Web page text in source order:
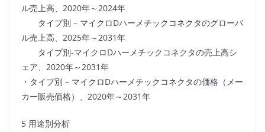
ル売上高、2020年～2024年
タイプ別 – マイクロDハーメチックコネクタのグローバ
ル売上高、2025年～2031年
タイプ別-マイクロDハーメチックコネクタの売上高シ
ェア、2020年～2031年
・タイプ別 – マイクロDハーメチックコネクタの価格（メー
カー販売価格）、2020年～2031年
5 用途別分析